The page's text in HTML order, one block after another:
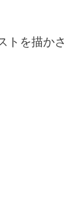
トを描かさ